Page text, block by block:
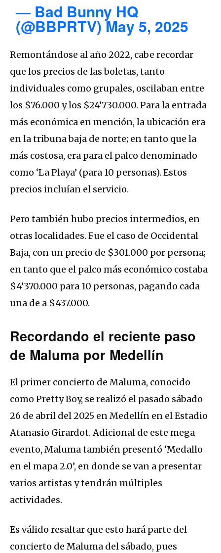
— Bad Bunny HQ
(@BBPRTV)May 5, 2025
Remontándose al año 2022, cabe recordar
que los precios de las boletas, tanto
individuales como grupales, oscilaban entre
los $76.000 y los $24’730.000. Para la entrada
más económica en mención, la ubicación era
en la tribuna baja de norte; en tanto que la
más costosa, era para el palco denominado
como ‘La Playa’ (para 10 personas). Estos
precios incluían el servicio.
Pero también hubo precios intermedios, en
otras localidades. Fue el caso de Occidental
Baja, con un precio de $301.000 por persona;
en tanto que el palco más económico costaba
$4’370.000 para 10 personas, pagando cada
una de a $437.000.
Recordando el reciente paso
de Maluma por Medellín
El primer concierto de Maluma, conocido
como Pretty Boy, se realizó el pasado sábado
26 de abril del 2025 en Medellín en el Estadio
Atanasio Girardot. Adicional de este mega
evento, Maluma también presentó ‘Medallo
en el mapa 2.0’, en donde se van a presentar
varios artistas y tendrán múltiples
actividades.
Es válido resaltar que esto hará parte del
concierto de Maluma del sábado, pues